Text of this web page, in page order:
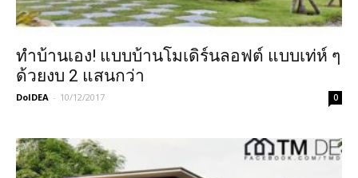
ทำบ้านเอง! แบบบ้านโมเดิร์นลอฟต์ แบบเท่ห์ ๆ
ด้วยงบ 2 แสนกว่า
DoIDEA - 10/12/2017 0